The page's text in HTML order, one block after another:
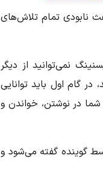
نابودی تمام تلاش‌های
نمی‌توانید از دیگر
گام اول باید توانایی
شما در نوشتن، خواندن و
گوینده گفته می‌شود و